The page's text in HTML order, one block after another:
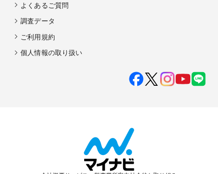
よくあるご質問
調査データ
ご利用規約
個人情報の取り扱い